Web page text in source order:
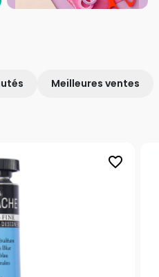
Meilleures ventes
favorite_border